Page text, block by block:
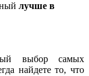
лучше в
выбор самых
найдете то, что